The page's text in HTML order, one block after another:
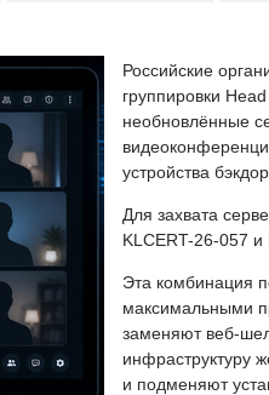
Российские
группировки
необновлённые
устройства
Для захвата
KLCERT-26-057 и
Эта комбинация
максимальными
заменяют веб-
инфраструктуру
и подменяют